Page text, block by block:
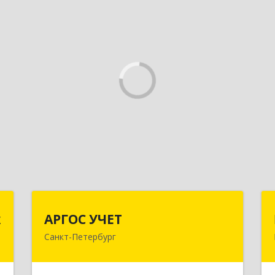
АРГОС УЧЕТ
Санкт-Петербург196191, Санкт-Петербург г,